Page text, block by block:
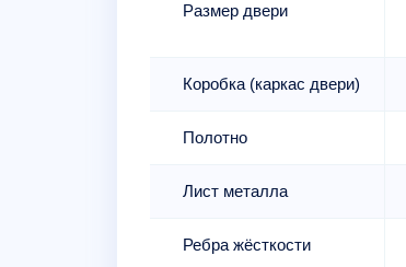
Размер двери
Коробка (каркас двери)
Полотно
Лист металла
Ребра жёсткости